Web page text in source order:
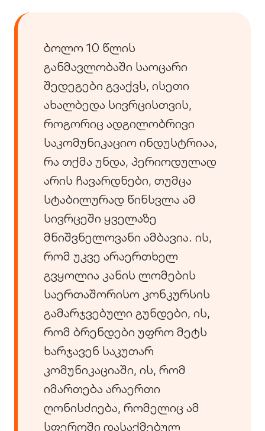
ბოლო 10 წლის
განმავლობაში საოცარი
შედეგები გვაქვს, ისეთი
ახალბედა სივრცისთვის,
როგორიც ადგილობრივი
საკომუნიკაციო ინდუსტრიაა,
რა თქმა უნდა, პერიოდულად
არის ჩავარდნები, თუმცა
სტაბილურად წინსვლა ამ
სივრცეში ყველაზე
მნიშვნელოვანი ამბავია. ის,
რომ უკვე არაერთხელ
გვყოლია კანის ლომების
საერთაშორისო კონკურსის
გამარჯვებული გუნდები, ის,
რომ ბრენდები უფრო მეტს
ხარჯავენ საკუთარ
კომუნიკაციაში, ის, რომ
იმართება არაერთი
ღონისძიება, რომელიც ამ
სფეროში დასაქმებულ